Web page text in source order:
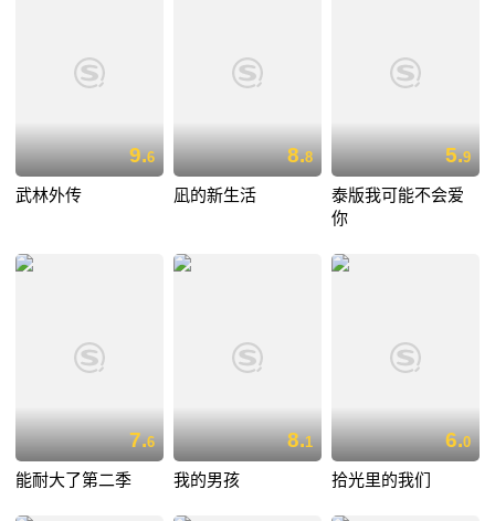
9.6
武林外传
8.8
凪的新生活
5.9
泰版我可能不会爱
你
7.6
能耐大了第二季
8.1
我的男孩
6.0
拾光里的我们